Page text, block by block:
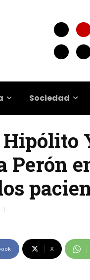
Sociedad
Hipólito
Perón
X